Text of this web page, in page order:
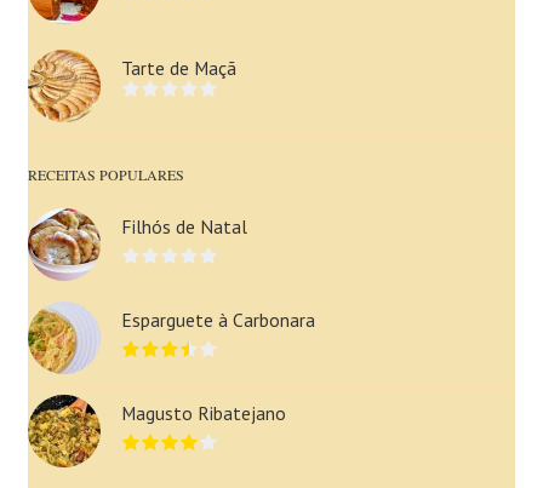
Tarte de Maçã
RECEITAS POPULARES
Filhós de Natal
Esparguete à Carbonara
Magusto Ribatejano